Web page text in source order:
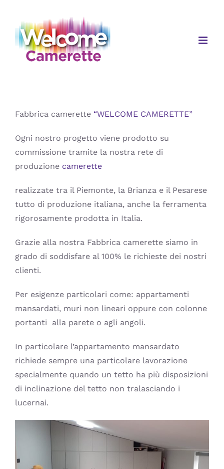
contenuto
Fabbrica camerette “WELCOME CAMERETTE”
Ogni nostro progetto viene prodotto su
commissione tramite la nostra rete di
produzione camerette
realizzate tra il Piemonte, la Brianza e il Pesarese
tutto di produzione italiana, anche la ferramenta
rigorosamente prodotta in Italia.
Grazie alla nostra Fabbrica camerette siamo in
grado di soddisfare al 100% le richieste dei nostri
clienti.
Per esigenze particolari come: appartamenti
mansardati, muri non lineari oppure con colonne
portanti alla parete o agli angoli.
In particolare l’appartamento mansardato
richiede sempre una particolare lavorazione
specialmente quando un tetto ha più disposizioni
di inclinazione del tetto non tralasciando i
lucernai.